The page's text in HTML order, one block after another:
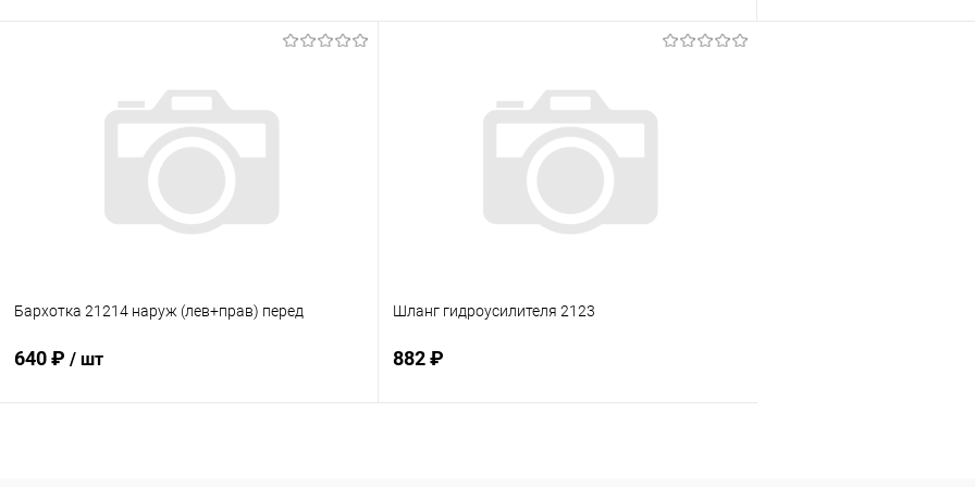
Купить в 1 клик Сравнение
В наличии
Купить в 1 клик Сравнение
В наличии
Бархотка 21214 наруж (лев+прав) перед
640 ₽ / шт
Шланг гидроусилителя 2123
882 ₽